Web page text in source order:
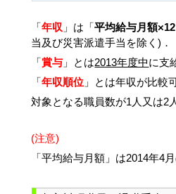
「年収 」は「平均給与月額
当及び災害派遣手当を除く)．
「賞与 」とは2013年度中に支
「年収順位 」とは年収が比較
対象となる職員数が1人又は2
(注意)
「平均給与月額」は2014年4